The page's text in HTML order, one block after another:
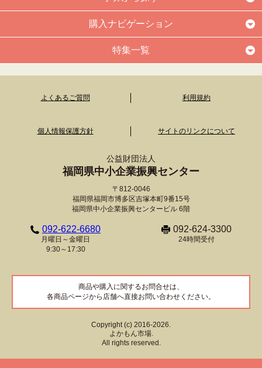
購入ナビゲーション
特集一覧
よくあるご質問 利用規約
個人情報保護方針 サイトのリンクについて
公益財団法人
福岡県中小企業振興センター
〒812-0046
福岡県福岡市博多区吉塚本町9番15号
福岡県中小企業振興センタービル 6階
092-622-6680
月曜日～金曜日
9:30～17:30
092-624-3300
24時間受付
商品や購入に関するお問合せは、
各商品ページから店舗へ直接お問い合わせください。
Copyright (c) 2016-2026.
よかもん市場.
All rights reserved.